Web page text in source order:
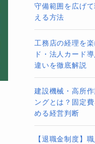
守備範囲を広げ
える方法
工務店の経理を
ド・法人カード
違いを徹底解説
建設機械・高所
ングとは？固定
める経営判断
【退職金制度】